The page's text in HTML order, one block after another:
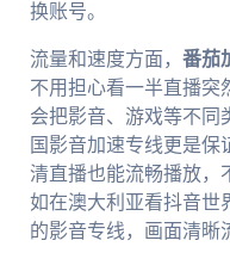
换账号。
流量和速度方面， 番茄
不用担心看一半直播突
会把影音、游戏等不同
国影音加速专线更是保
清直播也能流畅播放，
如在澳大利亚看抖音世
的影音专线，画面清晰